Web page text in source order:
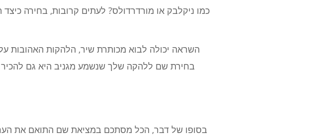
כמו ניקלבק או מורדרדולס? לעתים קרובות, בחירה
השראה יכולה לבוא מכותרת שיר, הלהקות האהובות
בחירת שם ללהקה שלך שנשמע מגניב היא גם
בסופו של דבר, הכל מסתכם במציאת שם התואם את